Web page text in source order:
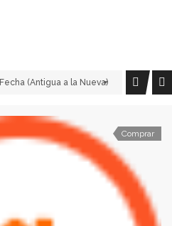
Fecha (Antigua a la Nueva)
Comprar